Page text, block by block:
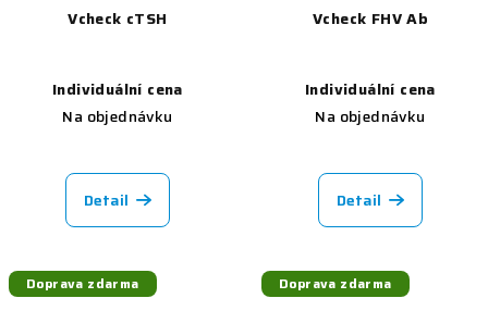
Vcheck cTSH
Individuální cena
Na objednávku
Detail
Vcheck FHV Ab
Individuální cena
Na objednávku
Detail
Doprava zdarma Doprava zdarma